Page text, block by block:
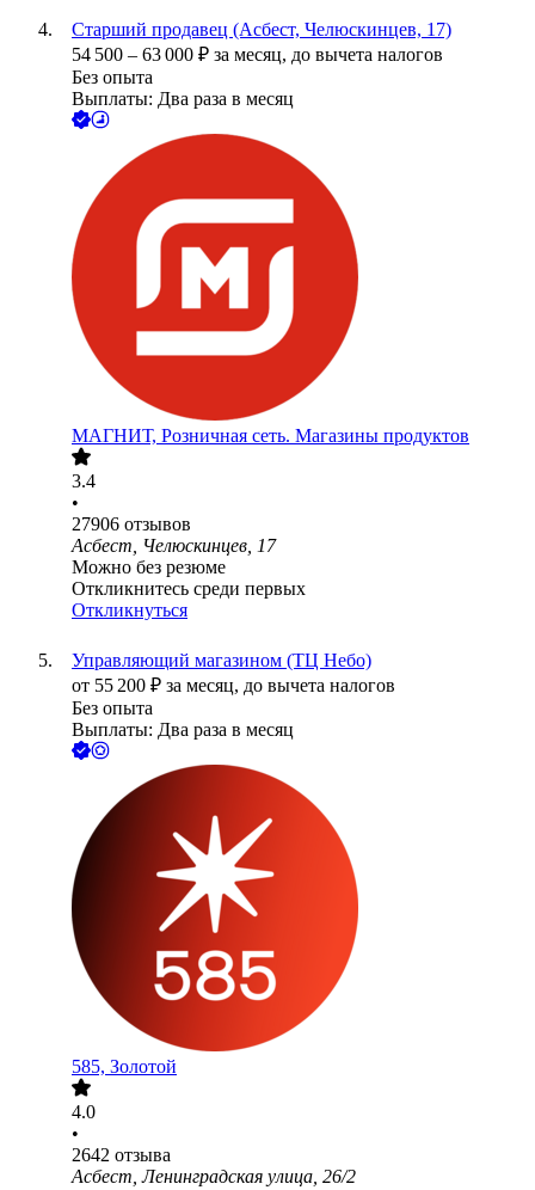
Старший продавец (Асбест, Челюскинцев, 17)
54 500 – 63 000 ₽ за месяц, до вычета налогов
Без опыта
Выплаты: Два раза в месяц
МАГНИТ, Розничная сеть. Магазины продуктов
3.4
•
27906 отзывов
Асбест, Челюскинцев, 17
Можно без резюме
Откликнитесь среди первых
Откликнуться
Управляющий магазином (ТЦ Небо)
от 55 200 ₽ за месяц, до вычета налогов
Без опыта
Выплаты: Два раза в месяц
585, Золотой
4.0
•
2642 отзыва
Асбест, Ленинградская улица, 26/2